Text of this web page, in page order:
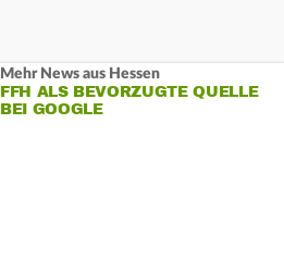
Mehr News aus Hessen
FFH ALS BEVORZUGTE QUELLE
BEI GOOGLE